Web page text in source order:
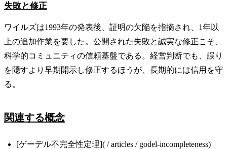
失敗と修正
ワイルズは1993年の発表後、証明の欠陥を指摘され、1年以
上の追加作業を要した。公開された失敗と誠実な修正こそ、
科学的コミュニティの信頼基盤である。経営判断でも、誤り
を隠すより早期開示し修正するほうが、長期的には信用を守
る。
関連する概念
[ゲーデル不完全性定理]( / articles / godel-incompleteness)